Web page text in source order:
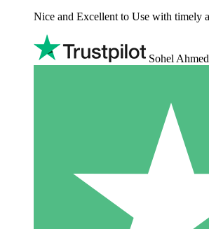
Nice and Excellent to Use with timely
Sohel Ahmed